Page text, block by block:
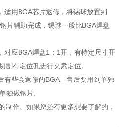
用BGA芯片返修，将锡球放置到
片辅助完成，锡球一般比BGA焊盘
应BGA焊盘1：1开，有特定尺寸开
割有定位孔进行夹紧定位。
些会返修的BGA、售后要用到单独
独做钢片。
作。如果您还有更多想要了解的，